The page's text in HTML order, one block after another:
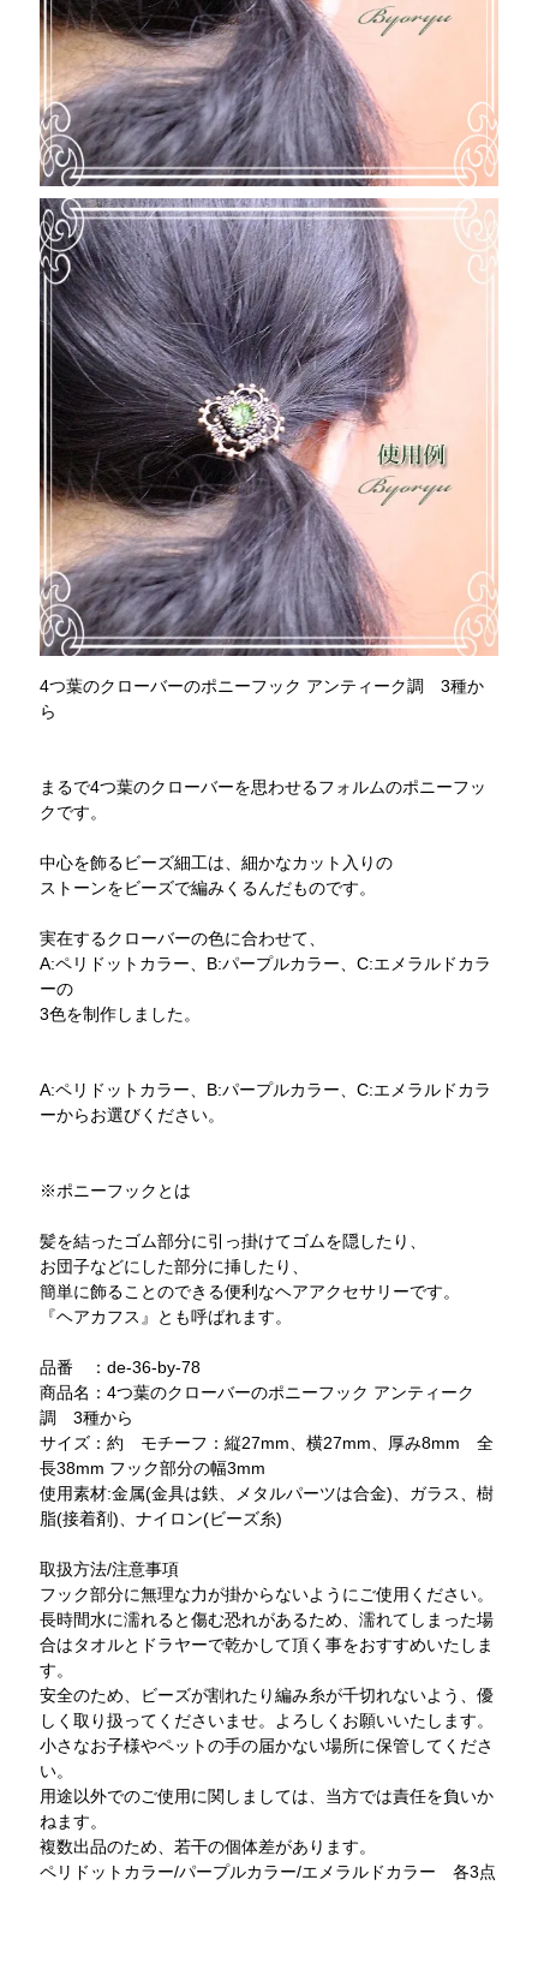
4つ葉のクローバーのポニーフック アンティーク調 3種か
ら
まるで4つ葉のクローバーを思わせるフォルムのポニーフッ
クです。
中心を飾るビーズ細工は、細かなカット入りの
ストーンをビーズで編みくるんだものです。
実在するクローバーの色に合わせて、
A:ペリドットカラー、B:パープルカラー、C:エメラルドカラ
ーの
3色を制作しました。
A:ペリドットカラー、B:パープルカラー、C:エメラルドカラ
ーからお選びください。
※ポニーフックとは
髪を結ったゴム部分に引っ掛けてゴムを隠したり、
お団子などにした部分に挿したり、
簡単に飾ることのできる便利なヘアアクセサリーです。
『ヘアカフス』とも呼ばれます。
品番 ：de-36-by-78
商品名：4つ葉のクローバーのポニーフック アンティーク
調 3種から
サイズ：約 モチーフ：縦27mm、横27mm、厚み8mm 全
長38mm フック部分の幅3mm
使用素材:金属(金具は鉄、メタルパーツは合金)、ガラス、樹
脂(接着剤)、ナイロン(ビーズ糸)
取扱方法/注意事項
フック部分に無理な力が掛からないようにご使用ください。
長時間水に濡れると傷む恐れがあるため、濡れてしまった場
合はタオルとドラヤーで乾かして頂く事をおすすめいたしま
す。
安全のため、ビーズが割れたり編み糸が千切れないよう、優
しく取り扱ってくださいませ。よろしくお願いいたします。
小さなお子様やペットの手の届かない場所に保管してくださ
い。
用途以外でのご使用に関しましては、当方では責任を負いか
ねます。
複数出品のため、若干の個体差があります。
ペリドットカラー/パープルカラー/エメラルドカラー 各3点